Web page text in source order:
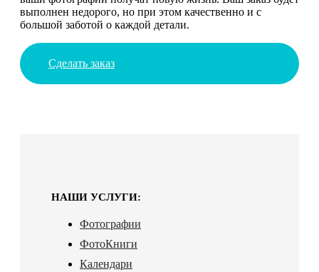
выполнен недорого, но при этом качественно и с
большой заботой о каждой детали.
Сделать заказ
НАШИ УСЛУГИ:
Фотографии
ФотоКниги
Календари